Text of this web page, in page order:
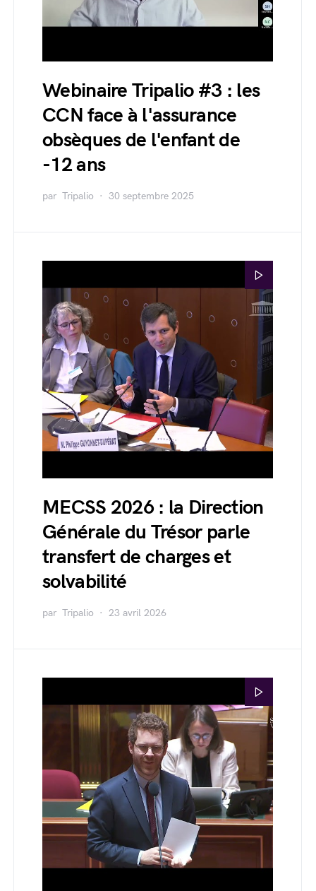
Webinaire Tripalio #3 : les
CCN face à l'assurance
obsèques de l'enfant de
-12 ans
par Tripalio 30 septembre 2025
MECSS 2026 : la Direction
Générale du Trésor parle
transfert de charges et
solvabilité
par Tripalio 23 avril 2026